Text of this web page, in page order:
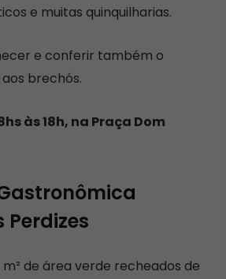
e muitas quinquilharias.
e conferir também o
brechós.
às 18h, na Praça Dom
m² de área verde recheados de